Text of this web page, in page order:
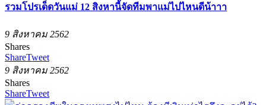
รวมโปรเด็ดวันแม่ 12 สิงหานี้จัดทีมพาแม่ไปไหนดีน้าาา
9 สิงหาคม 2562
Shares
ShareTweet
9 สิงหาคม 2562
Shares
ShareTweet